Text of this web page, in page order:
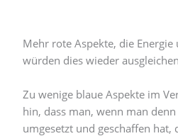
Mehr rote Aspekte, die
würden dies wieder
Zu wenige blaue Aspekte im
hin, dass man, wenn man
umgesetzt und geschaffen hat,